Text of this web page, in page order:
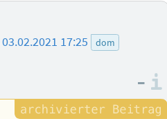
03.02.2021 17:25
dom
–